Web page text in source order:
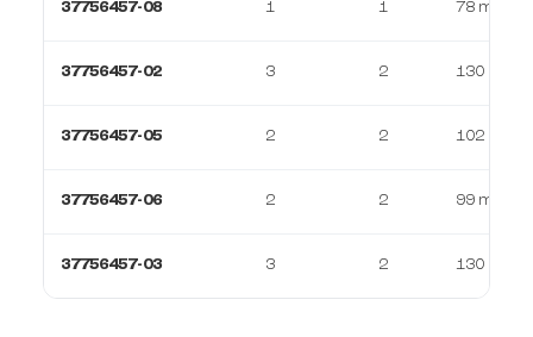
37756457-08 1 1 78 m²
37756457-02 3 2 130 m²
37756457-05 2 2 102 m²
37756457-06 2 2 99 m²
37756457-03 3 2 130 m²